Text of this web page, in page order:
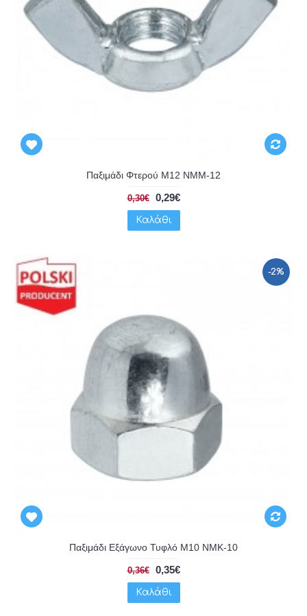
Παξιμάδι Φτερού Μ12 NMM-12
0,30€ 0,29€
Καλάθι
-2%
Παξιμάδι Εξάγωνο Τυφλό Μ10 NMK-10
0,36€ 0,35€
Καλάθι